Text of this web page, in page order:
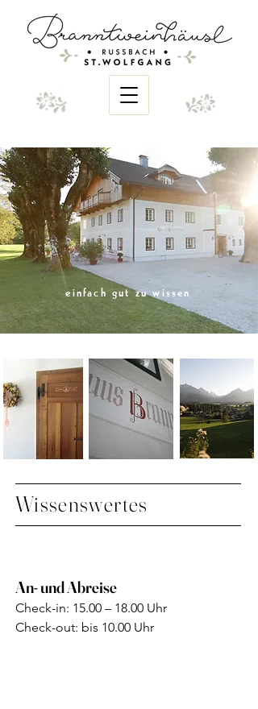
einfach gut zu wissen
Wissenswertes
An- und Abreise
Check-in: 15.00 – 18.00 Uhr
Check-out: bis 10.00 Uhr